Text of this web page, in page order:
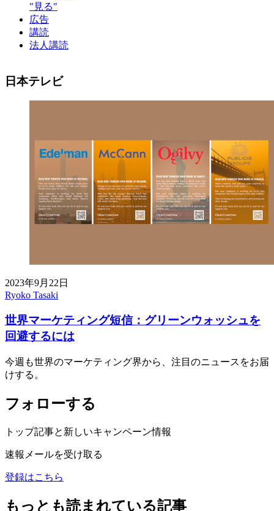
"見る"
広告
講読
法人講読
日本テレビ
2023年9月22日
Ryoko Tasaki
世界マーケティング短信：グリーンウォッシュを
回避するには
今週も世界のマーケティング界から、注目のニュースをお届
けする。
フォローする
トップ記事と新しいキャンペーン情報
速報メールを受け取る
登録はこちら
もっとも読まれている記事